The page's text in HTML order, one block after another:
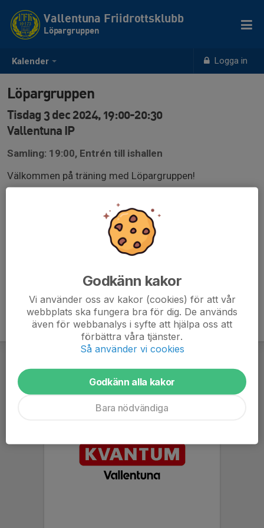
Kalender Logga in
Vallentuna Friidrottsklubb
Löpargruppen
Löpargruppen
Tisdag 3 dec 2024, 19:00-20:30
Vallentuna IP
Samling: 19:00, Entrén till ishallen
Välkommen på träning med Löpargruppen!
Godkänn kakor
Vi använder oss av kakor (cookies) för att vår
webbplats ska fungera bra för dig. De används
även för webbanalys i syfte att hjälpa oss att
förbättra våra tjänster.
Så använder vi cookies
Godkänn alla kakor
Bara nödvändiga